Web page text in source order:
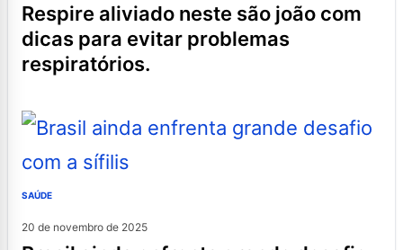
respire aliviado neste são joão com
dicas para evitar problemas
respiratórios.
SAÚDE
20 de novembro de 2025